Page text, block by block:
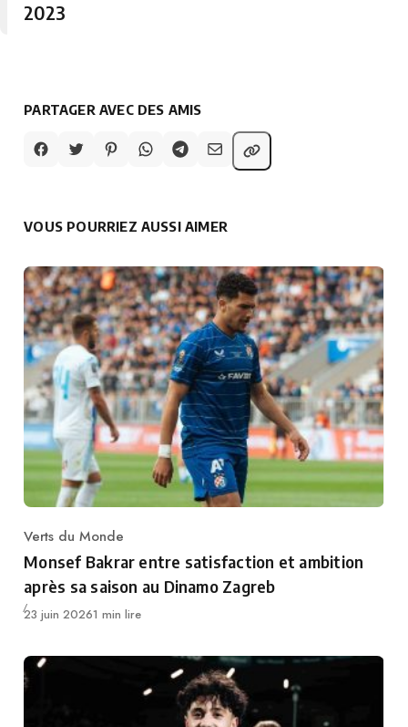
2023
PARTAGER AVEC DES AMIS
VOUS POURRIEZ AUSSI AIMER
Category
Verts du Monde
Monsef Bakrar entre satisfaction et ambition
après sa saison au Dinamo Zagreb
Publié
23 juin 20261 min lire